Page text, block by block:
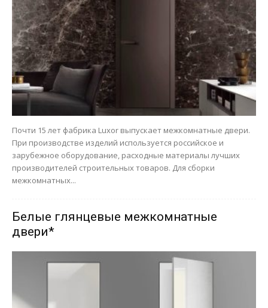
Почти 15 лет фабрика Luxor выпускает межкомнатные двери.
При производстве изделий используется российское и
зарубежное оборудование, расходные материалы лучших
производителей строительных товаров. Для сборки
межкомнатных...
Белые глянцевые межкомнатные
двери*